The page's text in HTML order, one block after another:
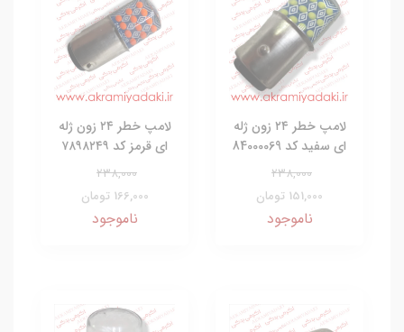
لامپ خطر ۲۴ زون ژله
ای سفید کد 84000069
238,000
151,000 تومان
ناموجود
لامپ خطر ۲۴ زون ژله
ای قرمز کد ۷۸۹۸۲۴۹
238,000
166,000 تومان
ناموجود